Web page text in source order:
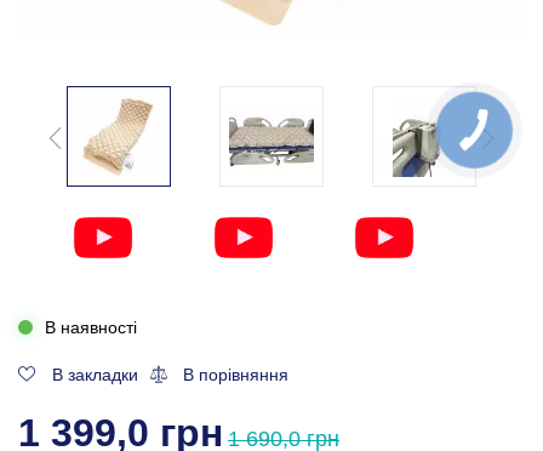
В наявності
В закладки В порівняння
1 399,0 грн 1 690,0 грн